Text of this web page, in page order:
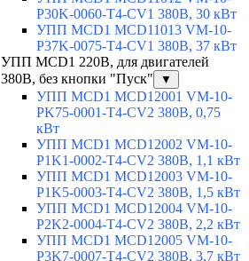
P30K-0060-T4-CV1 380В, 30 кВт
УПП MCD1 MCD11013 VM-10-
P37K-0075-T4-CV1 380В, 37 кВт
УПП MCD1 220В, для двигателей
380В, без кнопки "Пуск"
▼
УПП MCD1 MCD12001 VM-10-
PK75-0001-T4-CV2 380В, 0,75
кВт
УПП MCD1 MCD12002 VM-10-
P1K1-0002-T4-CV2 380В, 1,1 кВт
УПП MCD1 MCD12003 VM-10-
P1K5-0003-T4-CV2 380В, 1,5 кВт
УПП MCD1 MCD12004 VM-10-
P2K2-0004-T4-CV2 380В, 2,2 кВт
УПП MCD1 MCD12005 VM-10-
P3K7-0007-T4-CV2 380В, 3,7 кВт